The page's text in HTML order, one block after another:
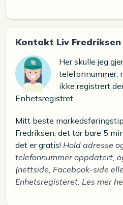
Kontakt Liv Fredriksen
Her skulle jeg
telefonnummer,
ikke registrert
Enhetsregistret.
Mitt beste
Fredriksen, det tar bare 5
det er gratis! Hold adresse
telefonnummer oppdatert,
(nettside, Facebook-side
Enhetsregisteret. Les mer